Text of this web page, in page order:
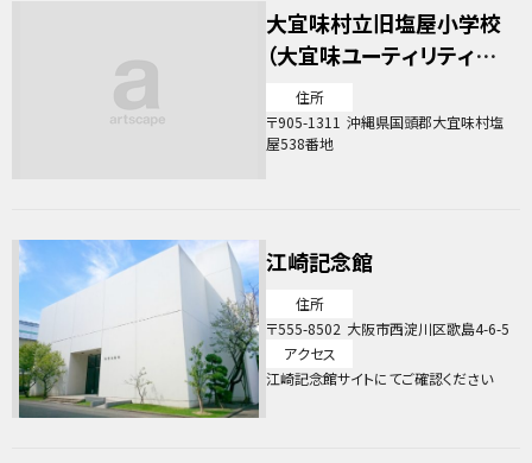
→ 称名寺（バス停） 9分 １時
間に１～４本
大宜味村立旧塩屋小学校
（大宜味ユーティリティー
センター）
住所
905-1311 沖縄県国頭郡大宜味村塩
屋538番地
江崎記念館
住所
555-8502 大阪市西淀川区歌島4-6-5
アクセス
江崎記念館サイトにてご確認ください